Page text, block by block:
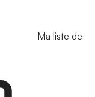
Ma liste de